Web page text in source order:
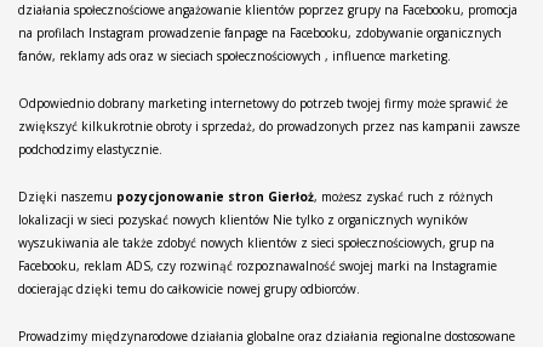
działania społecznościowe angażowanie klientów poprzez grupy na Facebooku, promocja
na profilach Instagram prowadzenie fanpage na Facebooku, zdobywanie organicznych
fanów, reklamy ads oraz w sieciach społecznościowych , influence marketing.
Odpowiednio dobrany marketing internetowy do potrzeb twojej firmy może sprawić że
zwiększyć kilkukrotnie obroty i sprzedaż, do prowadzonych przez nas kampanii zawsze
podchodzimy elastycznie.
Dzięki naszemu pozycjonowanie stron Gierłoż, możesz zyskać ruch z różnych
lokalizacji w sieci pozyskać nowych klientów Nie tylko z organicznych wyników
wyszukiwania ale także zdobyć nowych klientów z sieci społecznościowych, grup na
Facebooku, reklam ADS, czy rozwinąć rozpoznawalność swojej marki na Instagramie
docierając dzięki temu do całkowicie nowej grupy odbiorców.
Prowadzimy międzynarodowe działania globalne oraz działania regionalne dostosowane